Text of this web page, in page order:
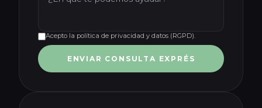
Acepto la política de privacidad y datos (RGPD).
ENVIAR CONSULTA EXPRÉS